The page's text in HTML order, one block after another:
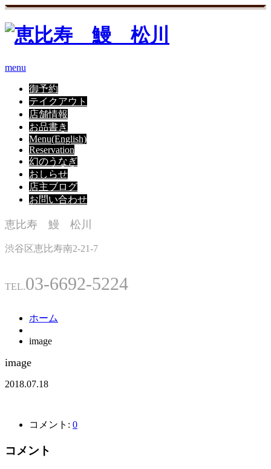
menu
御予約
テイクアウト
店舗情報
お品書き
Menu(English)
Reservation
幻のうなぎ
おしらせ
店主ブログ
お問い合わせ
恵比寿 鰻 松川
渋谷区恵比寿南2-21-7
TEL.03-6692-5224
ホーム
image
image
2018.07.18
コメント: 0
コメント